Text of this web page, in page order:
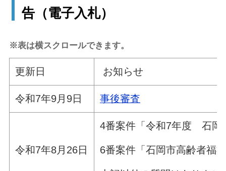
告（電子入札）
※表は横スクロールできます。
更新日 お知らせ
令和7年9月9日 事後審査
令和7年8月26日
4番案件「令和7年度 石岡
6番案件「石岡市高齢者福